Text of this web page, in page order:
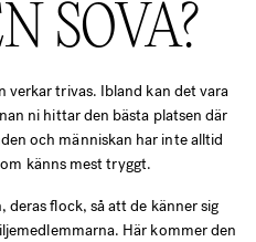
SOVA?
verkar trivas. Ibland kan det vara
ni hittar den bästa platsen där
och människan har inte alltid
känns mest tryggt.
deras flock, så att de känner sig
Här kommer den